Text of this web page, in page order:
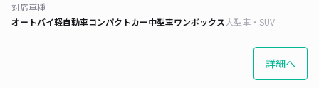
対応車種
オートバイ軽自動車コンパクトカー中型車ワンボックス大型車・SUV
詳細へ